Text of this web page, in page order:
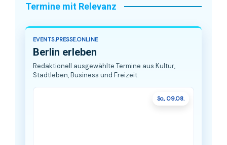
Termine mit Relevanz
EVENTS.PRESSE.ONLINE
Berlin erleben
Redaktionell ausgewählte Termine aus Kultur,
Stadtleben, Business und Freizeit.
So., 09.08.